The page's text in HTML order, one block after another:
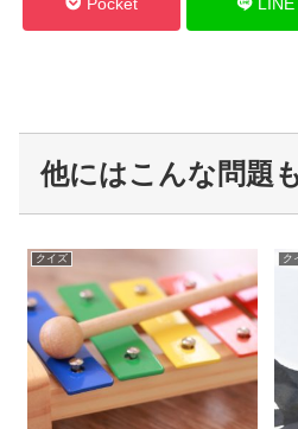
他にはこんな問題
クイズ ク